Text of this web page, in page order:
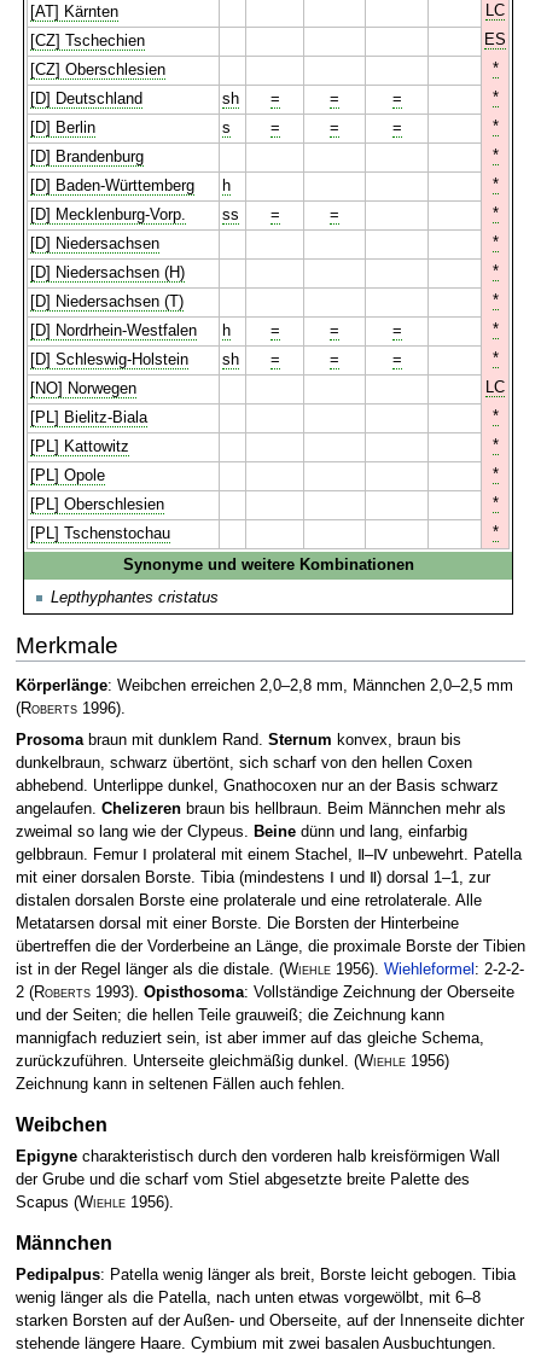
[AT] Kärnten
LC
[CZ] Tschechien
ES
[CZ] Oberschlesien
*
[D] Deutschland
sh = = =
*
[D] Berlin
s = = =
*
[D] Brandenburg
*
[D] Baden-Württemberg
h
*
[D] Mecklenburg-Vorp.
ss = =
*
[D] Niedersachsen
*
[D] Niedersachsen (H)
*
[D] Niedersachsen (T)
*
[D] Nordrhein-Westfalen
h = = =
*
[D] Schleswig-Holstein
sh = = =
*
[NO] Norwegen
LC
[PL] Bielitz-Biala
*
[PL] Kattowitz
*
[PL] Opole
*
[PL] Oberschlesien
*
[PL] Tschenstochau
*
Synonyme und weitere Kombinationen
Lepthyphantes cristatus
Merkmale
Körperlänge: Weibchen erreichen 2,0–2,8 mm, Männchen 2,0–2,5 mm
(Roberts1996).
Prosomabraun mit dunklem Rand. Sternum konvex, braun bis
dunkelbraun, schwarz übertönt, sich scharf von den hellen Coxen
abhebend. Unterlippe dunkel, Gnathocoxen nur an der Basis schwarz
angelaufen. Chelizerenbraun bis hellbraun. Beim Männchen mehr als
zweimal so lang wie der Clypeus.
Beinedünn und lang, einfarbig
gelbbraun. Femur Ⅰ prolateral mit einem Stachel, Ⅱ–Ⅳ unbewehrt. Patella
mit einer dorsalen Borste. Tibia (mindestens Ⅰ und Ⅱ) dorsal 1–1, zur
distalen dorsalen Borste eine prolaterale und eine retrolaterale. Alle
Metatarsen dorsal mit einer Borste. Die Borsten der Hinterbeine
übertreffen die der Vorderbeine an Länge, die proximale Borste der Tibien
ist in der Regel länger als die distale. (Wiehle1956). Wiehleformel : 2-2-2-
2 (Roberts1993). Opisthosoma: Vollständige Zeichnung der Oberseite
und der Seiten; die hellen Teile grauweiß; die Zeichnung kann
mannigfach reduziert sein, ist aber immer auf das gleiche Schema,
zurückzuführen. Unterseite gleichmäßig dunkel. (Wiehle1956)
Zeichnung kann in seltenen Fällen auch fehlen.
Weibchen
Epigynecharakteristisch durch den vorderen halb­ kreisförmigen Wall
der Grube und die scharf vom Stiel abgesetzte breite Palette des
Scapus (Wiehle1956).
Männchen
Pedipalpus: Patella wenig länger als breit, Borste leicht gebogen. Tibia
wenig länger als die Patella, nach unten etwas vorgewölbt, mit 6–8
starken Borsten auf der Außen- und Oberseite, auf der Innenseite dichter
stehende längere Haare. Cymbium mit zwei basalen Ausbuchtungen.